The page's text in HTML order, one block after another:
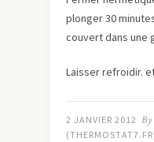
plonger 30
couvert dans une
Laisser refroidir.
2 JANVIER 2012 By